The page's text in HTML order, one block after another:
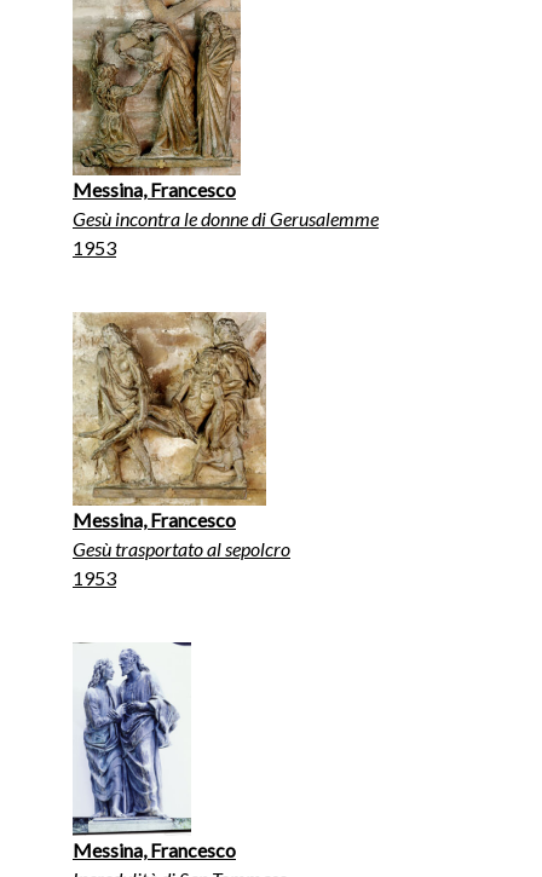
Messina, Francesco
Gesù incontra le donne di Gerusalemme
1953
Messina, Francesco
Gesù trasportato al sepolcro
1953
Messina, Francesco